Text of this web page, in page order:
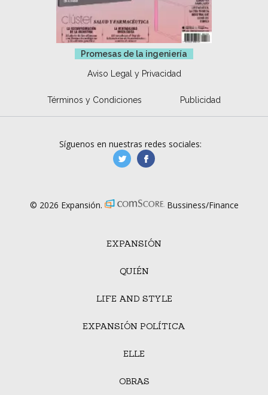
Promesas de la ingeniería
Aviso Legal y Privacidad
Términos y Condiciones Publicidad
EXPANSIÓN
QUIÉN
LIFE AND STYLE
EXPANSIÓN POLÍTICA
ELLE
OBRAS
Síguenos en nuestras redes sociales:
manufacturaGE
© 2026 Expansión. Bussiness/Finance